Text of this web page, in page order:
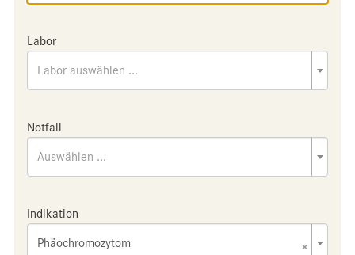
Labor
Labor auswählen ...
Notfall
Auswählen ...
Indikation
×
Phäochromozytom